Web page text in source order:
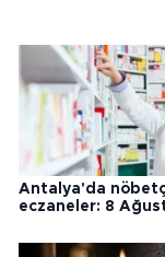
Antalya'da
eczaneler: 8